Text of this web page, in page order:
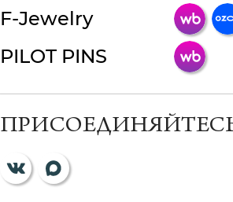
F-Jewelry
PILOT PINS
ChatApp
мессенджер!